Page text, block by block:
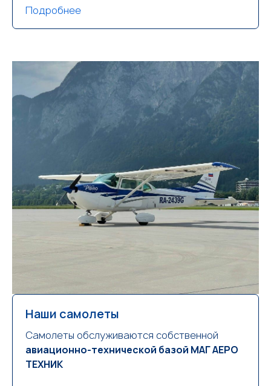
Подробнее
Наши самолеты
Самолеты обслуживаются собственной
авиационно-технической базой МАГ АЕРО
ТЕХНИК